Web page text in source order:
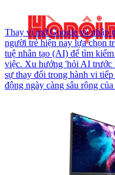
Thay vì mở Google và nhập
người trẻ hiện nay lựa chọn
tuệ nhân tạo (AI) để tìm
việc. Xu hướng 'hỏi AI trước
sự thay đổi trong hành vi
động ngày càng sâu rộng